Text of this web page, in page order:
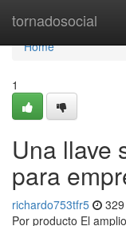
tornadosocial
Home
Home
1
Una llave
para
richardo753tfr5
Por producto El